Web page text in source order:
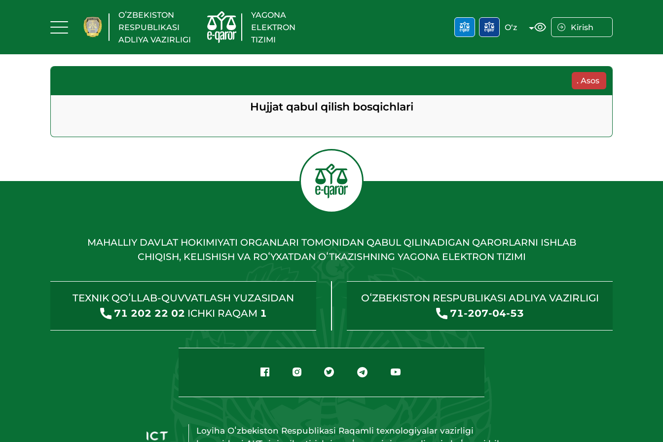
OʻZBEKISTON
RESPUBLIKASI
ADLIYA VAZIRLIGI
YAGONA
ELEKTRON
TIZIMI
O‘z Kirish
. Asos
Hujjat qabul qilish bosqichlari
MAHALLIY DAVLAT HOKIMIYATI ORGANLARI TOMONIDAN QABUL QILINADIGAN QARORLARNI ISHLAB
CHIQISH, KELISHISH VA ROʻYXATDAN OʻTKAZISHNING YAGONA ELEKTRON TIZIMI
TEXNIK QOʻLLAB-QUVVATLASH YUZASIDAN
71 202 22 02 ICHKI RAQAM 1
OʻZBEKISTON RESPUBLIKASI ADLIYA VAZIRLIGI
71-207-04-53
Loyiha Oʻzbekiston Respublikasi Raqamli texnologiyalar vazirligi